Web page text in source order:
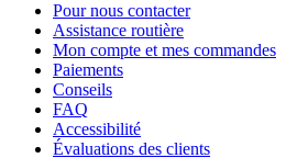
Pour nous contacter
Assistance routière
Mon compte et mes commandes
Paiements
Conseils
FAQ
Accessibilité
Évaluations des clients